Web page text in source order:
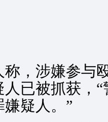
称，涉嫌参与
人已被抓获，
疑人。”